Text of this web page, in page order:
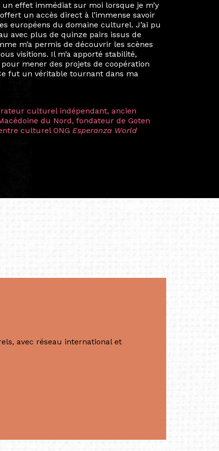
privée et ma vie professionnelle dans les
Durant mon année au sein du Diplôme
réseau européen aussi inattendu que
au-delà de la salle de classe. En
camarades à collaborer sur des projets
de Helsinki à Kuala Lumpur, Langkawi,
ainsi ma vision de curatrice
à travers les disciplines et les
Zuntz — une amitié dont la générosité et
trajectoire et m’ont conduite de
d’une décennie. Aujourd’hui encore,
/Germany)